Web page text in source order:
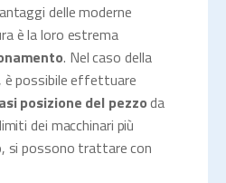
delle moderne
è la loro estrema
. Nel caso della
è possibile effettuare
posizione del pezzoda
dei macchinari più
si possono trattare con